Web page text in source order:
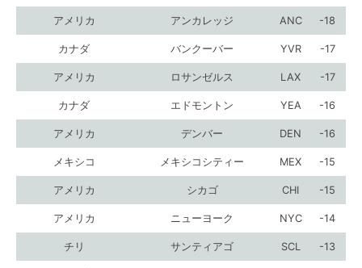
アメリカ アンカレッジ ANC -18
カナダ バンクーバー YVR -17
アメリカ ロサンゼルス LAX -17
カナダ エドモントン YEA -16
アメリカ デンバー DEN -16
メキシコ メキシコシティー MEX -15
アメリカ シカゴ CHI -15
アメリカ ニューヨーク NYC -14
チリ サンティアゴ SCL -13